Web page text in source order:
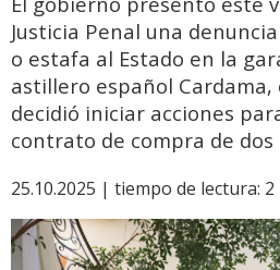
Justicia Penal una
o estafa al Estado en la
astillero español Cardama,
decidió iniciar acciones
contrato de compra de
25.10.2025 | tiempo de lectura: 2